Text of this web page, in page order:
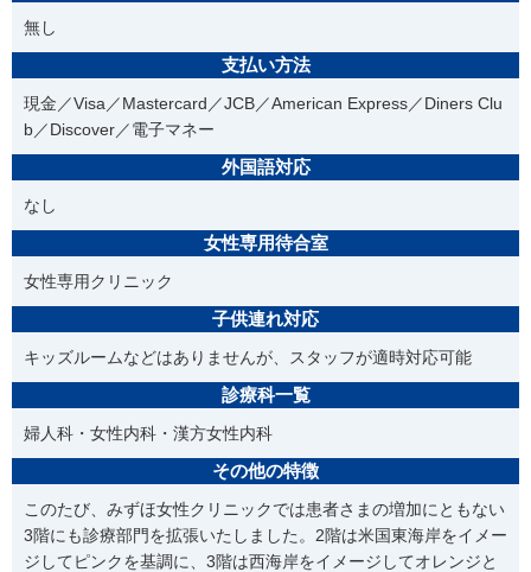
無し
支払い方法
現金／Visa／Mastercard／JCB／American Express／Diners Clu
b／Discover／電子マネー
外国語対応
なし
女性専用待合室
女性専用クリニック
子供連れ対応
キッズルームなどはありませんが、スタッフが適時対応可能
診療科一覧
婦人科・女性内科・漢方女性内科
その他の特徴
このたび、みずほ女性クリニックでは患者さまの増加にともない
3階にも診療部門を拡張いたしました。2階は米国東海岸をイメー
ジしてピンクを基調に、3階は西海岸をイメージしてオレンジと